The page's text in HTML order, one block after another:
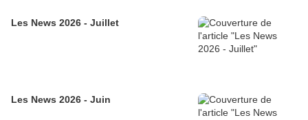
Les News 2026 - Juillet
Les News 2026 - Juin